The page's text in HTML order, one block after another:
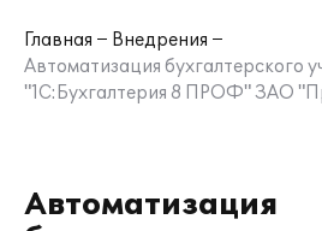
Главная
Внедрения
Автоматизация бухгалтерского
"1C:Бухгалтерия 8 ПРОФ" ЗАО
Автоматизация